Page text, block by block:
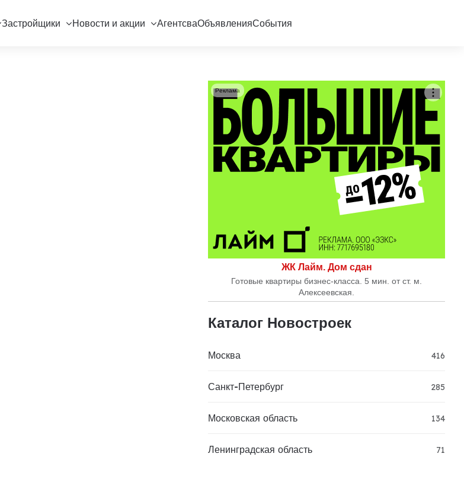
Застройщики Новости и акции АгентсваОбъявленияСобытия
ЖК Лайм. Дом сдан
Готовые квартиры бизнес-класса. 5 мин. от ст. м.
Алексеевская.
Реклама
Каталог Новостроек
Москва 416
Санкт-Петербург 285
Московская область 134
Ленинградская область 71